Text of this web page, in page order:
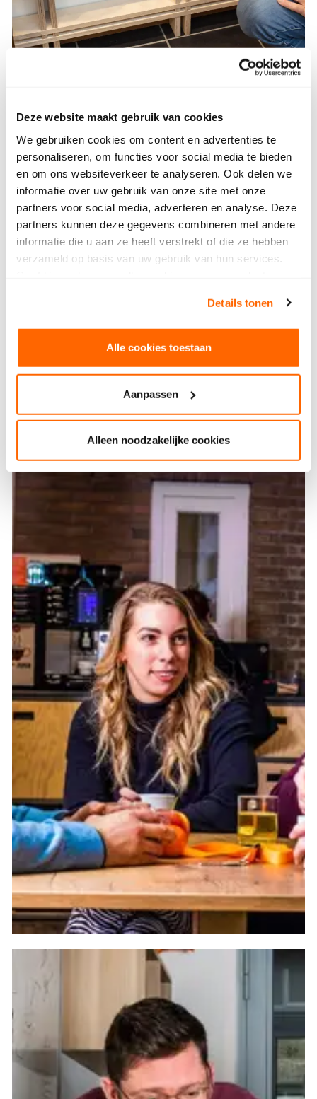
Deze website maakt gebruik van cookies
We gebruiken cookies om content en advertenties te
personaliseren, om functies voor social media te bieden
en om ons websiteverkeer te analyseren. Ook delen we
informatie over uw gebruik van onze site met onze
partners voor social media, adverteren en analyse. Deze
partners kunnen deze gegevens combineren met andere
informatie die u aan ze heeft verstrekt of die ze hebben
verzameld op basis van uw gebruik van hun services.
Details tonen
Alle cookies toestaan
Aanpassen
Alleen noodzakelijke cookies
75 jaar creating opportunities
is vanaf de start hetzelfde, talentvolle jongeren
begeleiden naar een mooie toekomst. Inmiddels
hebben al zo’n 26.000 studenten de eretitel Sint!
Niet alleen de leerlingen en studenten krijgen
kansen om zich te ontwikkelen. Dit geldt ook voor
medewerkers en externe partners. 75 jaar Creating